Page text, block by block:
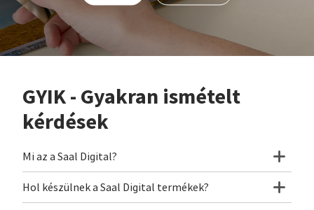
GYIK - Gyakran ismételt
kérdések
Mi az a Saal Digital?
Hol készülnek a Saal Digital termékek?